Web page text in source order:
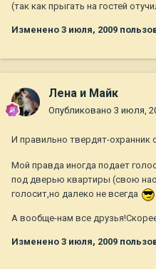
(так как прыгать на гостей
Изменено 3 июля, 2009
Лена и Майк
Опубликовано 3 июля,
И правильно твердят-охранник
Мой правда иногда подает
под дверью квартиры (свою
голосит,но далеко не всегда
А вообще-нам все
Изменено 3 июля, 2009